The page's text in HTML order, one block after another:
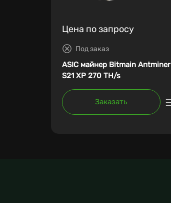
Цена по запросу
Под заказ
ASIC майнер Bitmain Antminer
S21 XP 270 TH/s
Заказать